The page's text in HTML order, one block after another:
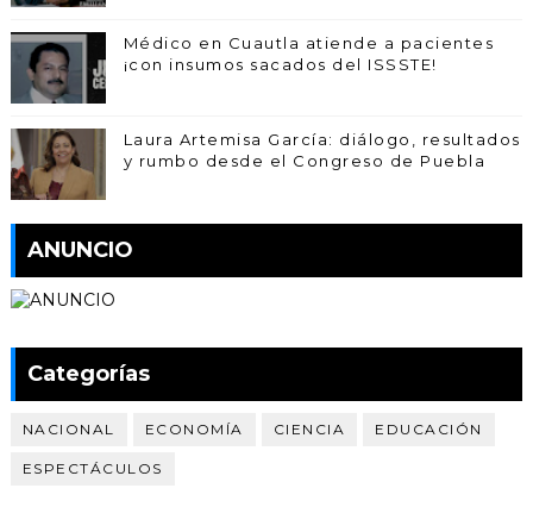
Médico en Cuautla atiende a pacientes
¡con insumos sacados del ISSSTE!
Laura Artemisa García: diálogo, resultados
y rumbo desde el Congreso de Puebla
ANUNCIO
Categorías
NACIONAL ECONOMÍA CIENCIA EDUCACIÓN
ESPECTÁCULOS